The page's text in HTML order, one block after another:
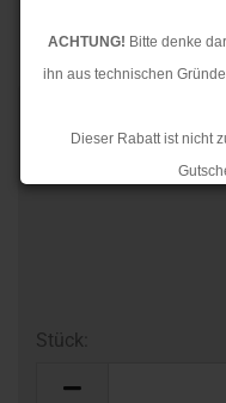
ACHTUNG! Bitte denke
ihn aus technischen
Dieser Rabatt ist nicht
Ab dem 17.08.2026
Stück: